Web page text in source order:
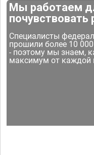
Мы работаем
почувствовать
Специалисты
прошили более 10
- поэтому мы знаем,
максимум от